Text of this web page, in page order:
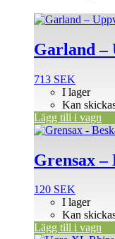
Garland –
713 SEK
I lager
Kan
Lägg till i vagn
Grensax –
120 SEK
I lager
Kan
Lägg till i vagn